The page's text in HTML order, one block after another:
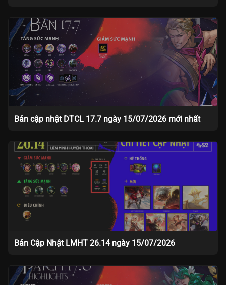
Bản cập nhật DTCL 17.7 ngày 15/07/2026 mới nhất
Bản Cập Nhật LMHT 26.14 ngày 15/07/2026